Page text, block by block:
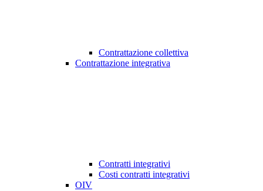
Contrattazione collettiva
Contrattazione integrativa
Contratti integrativi
Costi contratti integrativi
OIV